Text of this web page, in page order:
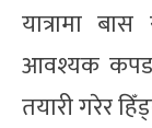
यात्रामा
आवश्यक
तयारी गरेर